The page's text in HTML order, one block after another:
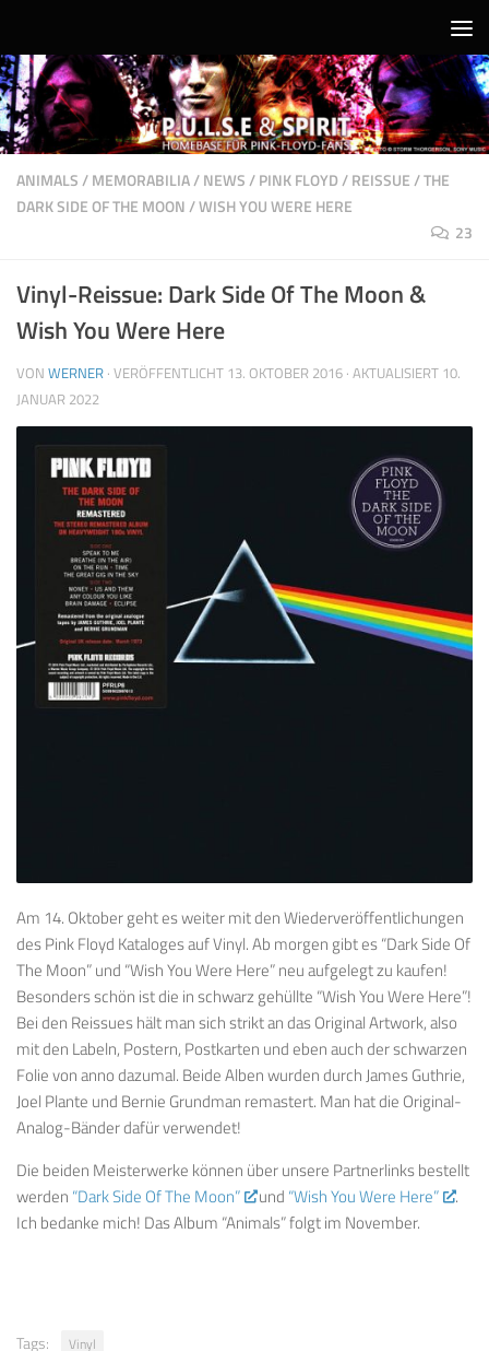
ANIMALS/MEMORABILIA/NEWS/PINK FLOYD/REISSUE/THE
DARK SIDE OF THE MOON/WISH YOU WERE HERE
23
Vinyl-Reissue: Dark Side Of The Moon &
Wish You Were Here
VON WERNER · VERÖFFENTLICHT 13. OKTOBER 2016 · AKTUALISIERT 10.
JANUAR 2022
Am 14. Oktober geht es weiter mit den Wiederveröffentlichungen
des Pink Floyd Kataloges auf Vinyl. Ab morgen gibt es “Dark Side Of
The Moon” und “Wish You Were Here” neu aufgelegt zu kaufen!
Besonders schön ist die in schwarz gehüllte “Wish You Were Here”!
Bei den Reissues hält man sich strikt an das Original Artwork, also
mit den Labeln, Postern, Postkarten und eben auch der schwarzen
Folie von anno dazumal. Beide Alben wurden durch James Guthrie,
Joel Plante und Bernie Grundman remastert. Man hat die Original-
Analog-Bänder dafür verwendet!
Die beiden Meisterwerke können über unsere Partnerlinks bestellt
werden “Dark Side Of The Moon” und “Wish You Were Here”
.
Ich bedanke mich! Das Album “Animals” folgt im November.
Tags: Vinyl